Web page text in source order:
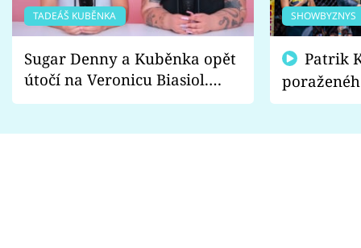
TADEÁŠ KUBĚNKA
Sugar Denny a Kuběnka opět
útočí na Veronicu Biasiol.
Proč je podle nich falešná a
SHOWBYZNYS
fanoušci